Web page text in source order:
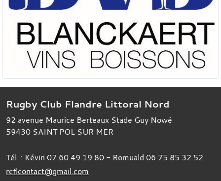
Rugby Club Flandre Littoral Nord
92 avenue Maurice Berteaux Stade Guy Nowé
59430 SAINT POL SUR MER
Tél. : Kévin 07 60 49 19 80 - Romuald 06 75 85 32 52
rcflcontact@gmail.com